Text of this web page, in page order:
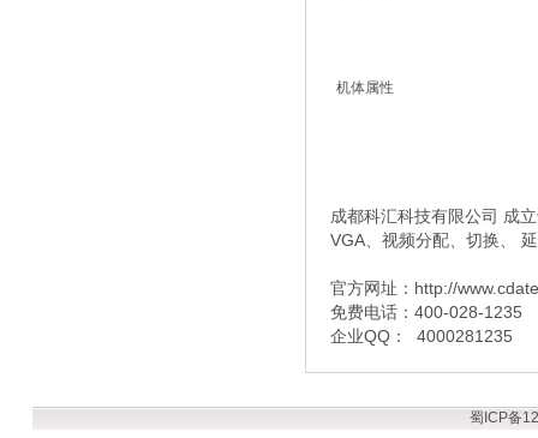
机体属性
成都科汇科技有限公司 成
VGA、视频分配、切换、
官方网址：http://
免费电话：400-028-1235
企业QQ： 4000281235
蜀ICP备